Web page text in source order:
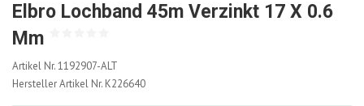
Elbro Lochband 45m Verzinkt 17 X 0.6
Mm
1192907-
ALT
Artikel Nr.1192907-ALT
Hersteller Artikel Nr. K226640